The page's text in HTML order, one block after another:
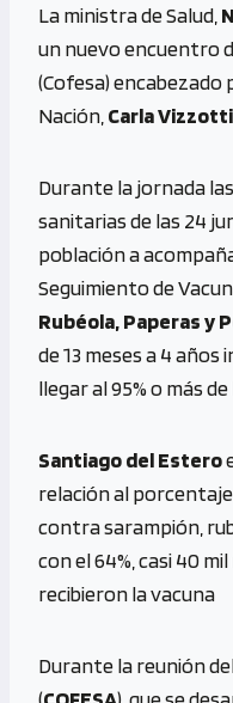
b
o
o
se
n
g
py
Li
n
m
La ministra de Salud,
un nuevo encuentro
(Cofesa) encabezado
Nación, Carla Vizzotti
Durante la jornada
sanitarias de las 24
población a
Seguimiento de
Rubéola, Paperas y
de 13 meses a 4
llegar al 95% o más
Santiago del Estero
relación al
contra sarampión,
con el 64%, casi 40
recibieron la vacuna
Durante la reunión